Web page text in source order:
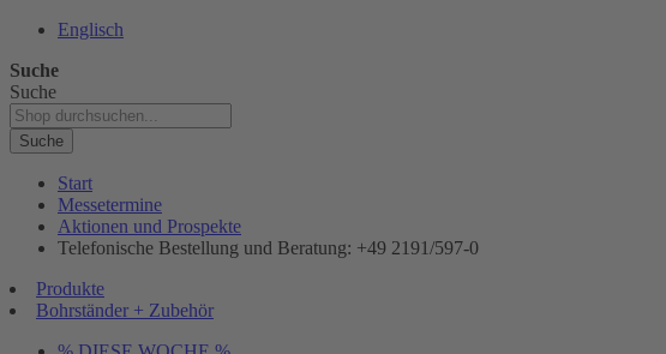
Englisch
Suche
Suche
Suche
Start
Messetermine
Aktionen und Prospekte
Telefonische Bestellung und Beratung: +49 2191/597-0
Produkte
Bohrständer + Zubehör